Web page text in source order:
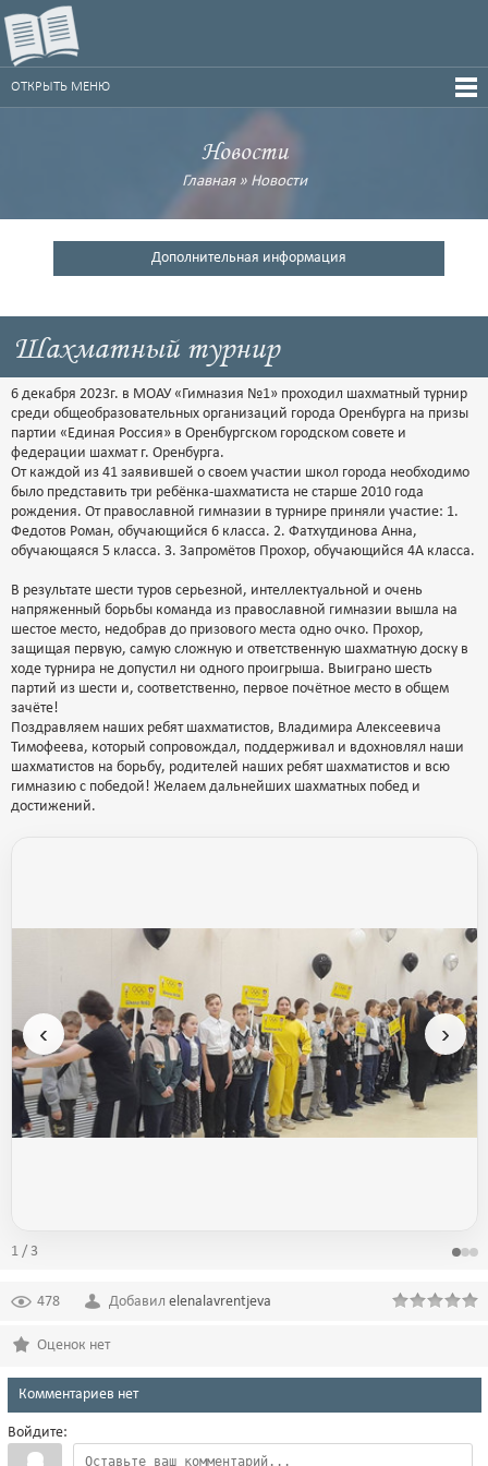
ОТКРЫТЬ МЕНЮ
Новости
Главная» Новости
Дополнительная информация
Шахматный турнир
6 декабря 2023г. в МОАУ «Гимназия №1» проходил шахматный турнир
среди общеобразовательных организаций города Оренбурга на призы
партии «Единая Россия» в Оренбургском городском совете и
федерации шахмат г. Оренбурга.
От каждой из 41 заявившей о своем участии школ города необходимо
было представить три ребёнка-шахматиста не старше 2010 года
рождения. От православной гимназии в турнире приняли участие: 1.
Федотов Роман, обучающийся 6 класса. 2. Фатхутдинова Анна,
обучающаяся 5 класса. 3. Запромётов Прохор, обучающийся 4А класса.
В результате шести туров серьезной, интеллектуальной и очень
напряженный борьбы команда из православной гимназии вышла на
шестое место, недобрав до призового места одно очко. Прохор,
защищая первую, самую сложную и ответственную шахматную доску в
ходе турнира не допустил ни одного проигрыша. Выиграно шесть
партий из шести и, соответственно, первое почётное место в общем
зачёте!
Поздравляем наших ребят шахматистов, Владимира Алексеевича
Тимофеева, который сопровождал, поддерживал и вдохновлял наши
шахматистов на борьбу, родителей наших ребят шахматистов и всю
гимназию с победой! Желаем дальнейших шахматных побед и
достижений.
‹ ›
1 / 3
478 Добавил elenalavrentjeva
Оценок нет
Комментариев нет
Войдите: